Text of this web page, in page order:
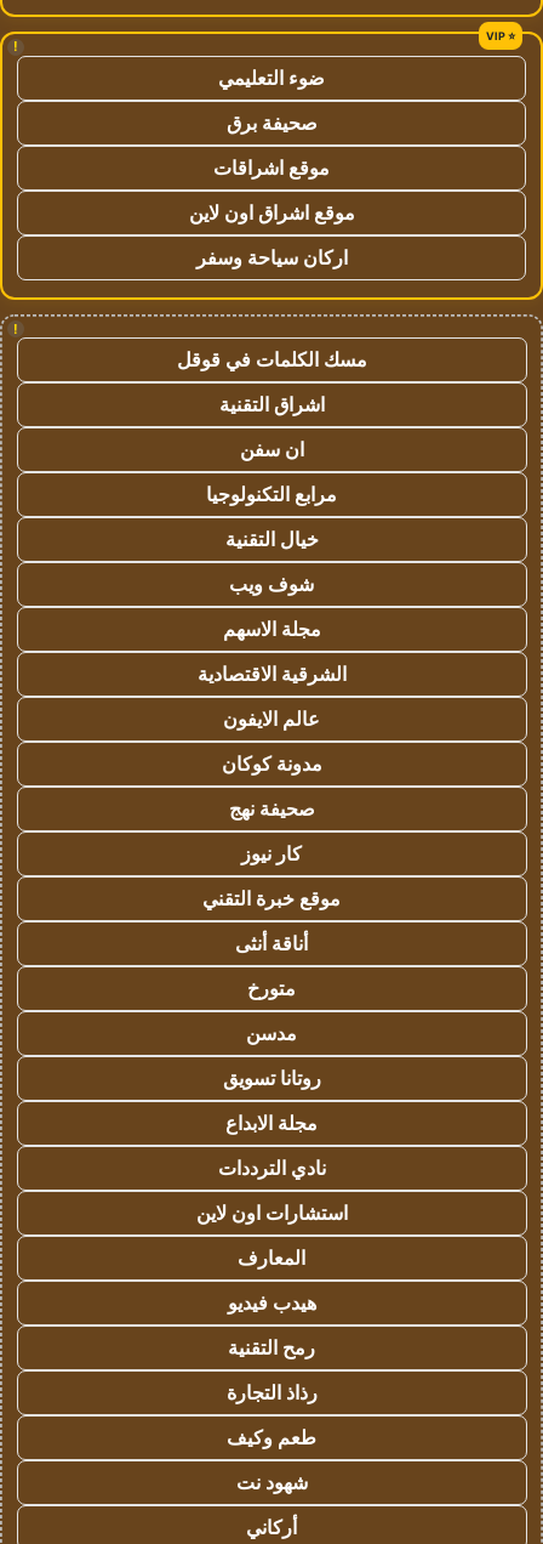
!
ضوء التعليمي
صحيفة برق
موقع اشراقات
موقع اشراق اون لاين
اركان سياحة وسفر
!
مسك الكلمات في قوقل
اشراق التقنية
ان سفن
مرابع التكنولوجيا
خيال التقنية
شوف ويب
مجلة الاسهم
الشرقية الاقتصادية
عالم الايفون
مدونة كوكان
صحيفة نهج
كار نيوز
موقع خبرة التقني
أناقة أنثى
متورخ
مدسن
روتانا تسويق
مجلة الابداع
نادي الترددات
استشارات اون لاين
المعارف
هيدب فيديو
رمح التقنية
رذاذ التجارة
طعم وكيف
شهود نت
أركاني